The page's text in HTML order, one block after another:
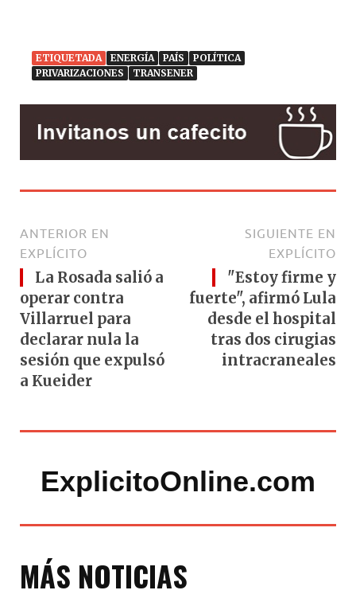
ETIQUETADA ENERGÍA PAÍS
POLÍTICA
PRIVARIZACIONES
TRANSENER
ANTERIOR EN
EXPLÍCITO
La Rosada salió a
operar contra
Villarruel para
declarar nula la
sesión que expulsó
a Kueider
SIGUIENTE EN
EXPLÍCITO
"Estoy firme y
fuerte", afirmó Lula
desde el hospital
tras dos cirugias
intracraneales
ExplicitoOnline.com
MÁS NOTICIAS